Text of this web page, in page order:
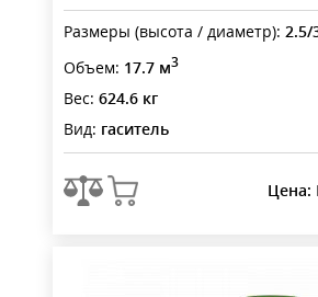
Размеры (высота / диаметр): 2.5/
Объем: 17.7 м3
Вес: 624.6 кг
Вид: гаситель
Цена: